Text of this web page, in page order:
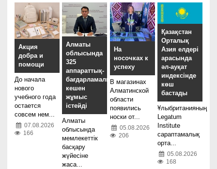
Акция
добра и
помощи
До начала
нового
учебного года
остается
совсем нем...
07.08.2026
166
Алматы
облысында
325
аппараттық-
бағдарламалық
кешен
жұмыс
істейді
Алматы
облысында
мемлекеттік
басқару
жүйесіне
жаса...
На
носочках к
успеху
В магазинах
Алматинской
области
появились
носки от...
05.08.2026
206
Қазақстан
Орталық
Азия елдері
арасында
әл-ауқат
индексінде
көш
бастады
Ұлыбританияның
Legatum
Institute
сараптамалық
орта...
05.08.2026
168